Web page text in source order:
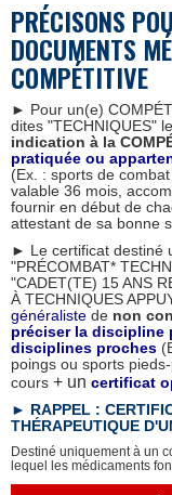
PRÉCISONS
DOCUMENTS MÉ
COMPÉTITIVE
► Pour un(e)
dites "TECHNIQUES"
indication à la
pratiquée ou
(Ex. : sports de
valable 36 mois,
fournir en début de
attestant de sa bonne
► Le certificat destiné
"PRÉCOMBAT*
"CADET(TE) 15 ANS
À TECHNIQUES
généraliste de non
préciser la discipline
disciplines proches
poings ou sports
cours + un certificat
► RAPPEL :
THÉRAPEUTIQUE
Destiné uniquement à un
lequel les médicaments